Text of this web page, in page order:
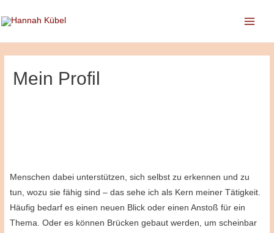
Mein Profil
Menschen dabei unterstützen, sich selbst zu erkennen und zu
tun, wozu sie fähig sind – das sehe ich als Kern meiner Tätigkeit.
Häufig bedarf es einen neuen Blick oder einen Anstoß für ein
Thema. Oder es können Brücken gebaut werden, um scheinbar